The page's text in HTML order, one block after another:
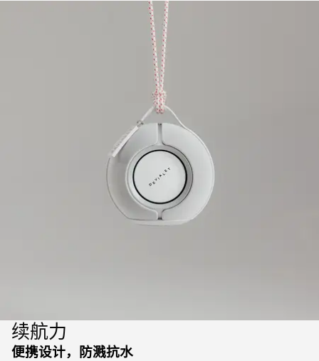
续航力
便携设计，防溅抗水